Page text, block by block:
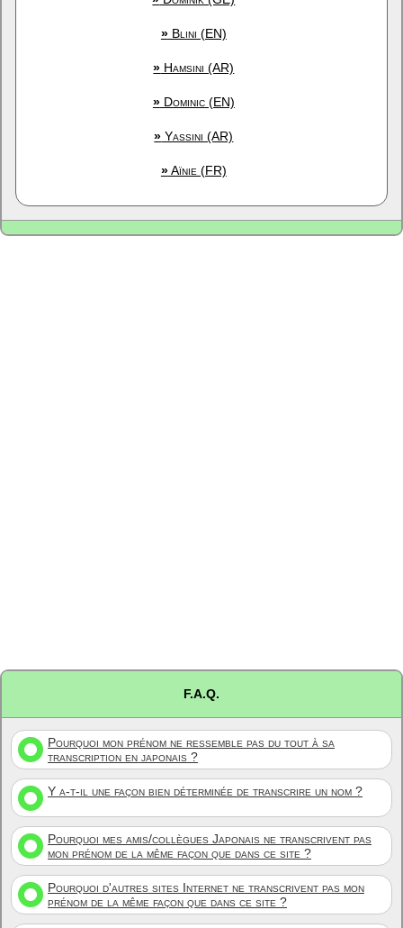
»Blini (EN)
» Hamsini (AR)
»Dominic (EN)
» Yassini (AR)
»Aïnie (FR)
F.A.Q.
Pourquoi mon prénom ne ressemble pas du tout à sa
transcription en japonais ?
Y a-t-il une façon bien déterminée de transcrire un nom ?
Pourquoi mes amis/collègues Japonais ne transcrivent pas
mon prénom de la même façon que dans ce site ?
Pourquoi d'autres sites Internet ne transcrivent pas mon
prénom de la même façon que dans ce site ?